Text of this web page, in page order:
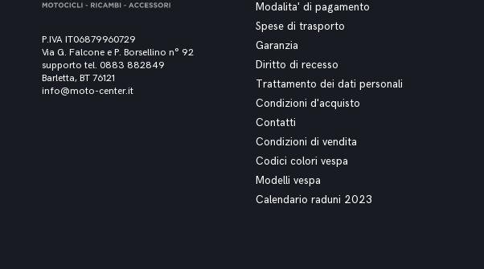
P.IVA IT06879960729
Via G. Falcone e P. Borsellino n° 92
supporto tel. 0883 882849
Barletta, BT 76121
info@moto-center.it
Modalita' di pagamento
Spese di trasporto
Garanzia
Diritto di recesso
Trattamento dei dati personali
Condizioni d'acquisto
Contatti
Condizioni di vendita
Codici colori vespa
Modelli vespa
Calendario raduni 2023